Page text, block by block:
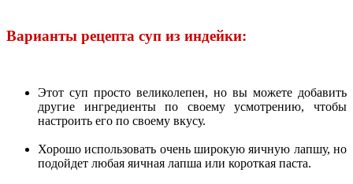
Варианты рецепта суп из индейки:
Этот суп просто великолепен, но вы можете добавить
другие ингредиенты по своему усмотрению, чтобы
настроить его по своему вкусу.
Хорошо использовать очень широкую яичную лапшу, но
подойдет любая яичная лапша или короткая паста.